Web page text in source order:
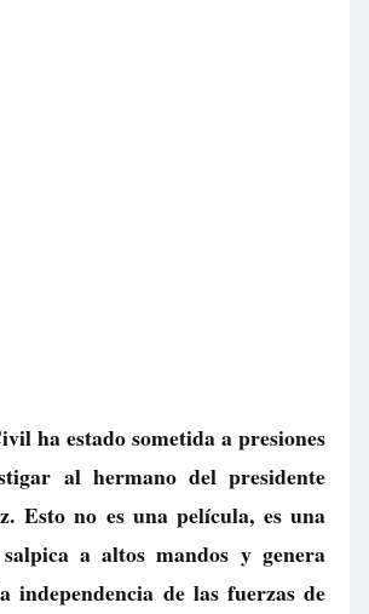
ha estado sometida a presiones
al hermano del presidente
Esto no es una película, es una
a altos mandos y genera
independencia de las fuerzas de